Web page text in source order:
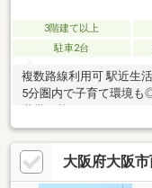
3階建て以上
駐車2台
複数路線利用可 駅近生
5分圏内で子育て環境も
い納戸スペースがあり
ても活用できます。
ルに合わせて柔軟に空
プルで使いやすく多用
大阪府大阪